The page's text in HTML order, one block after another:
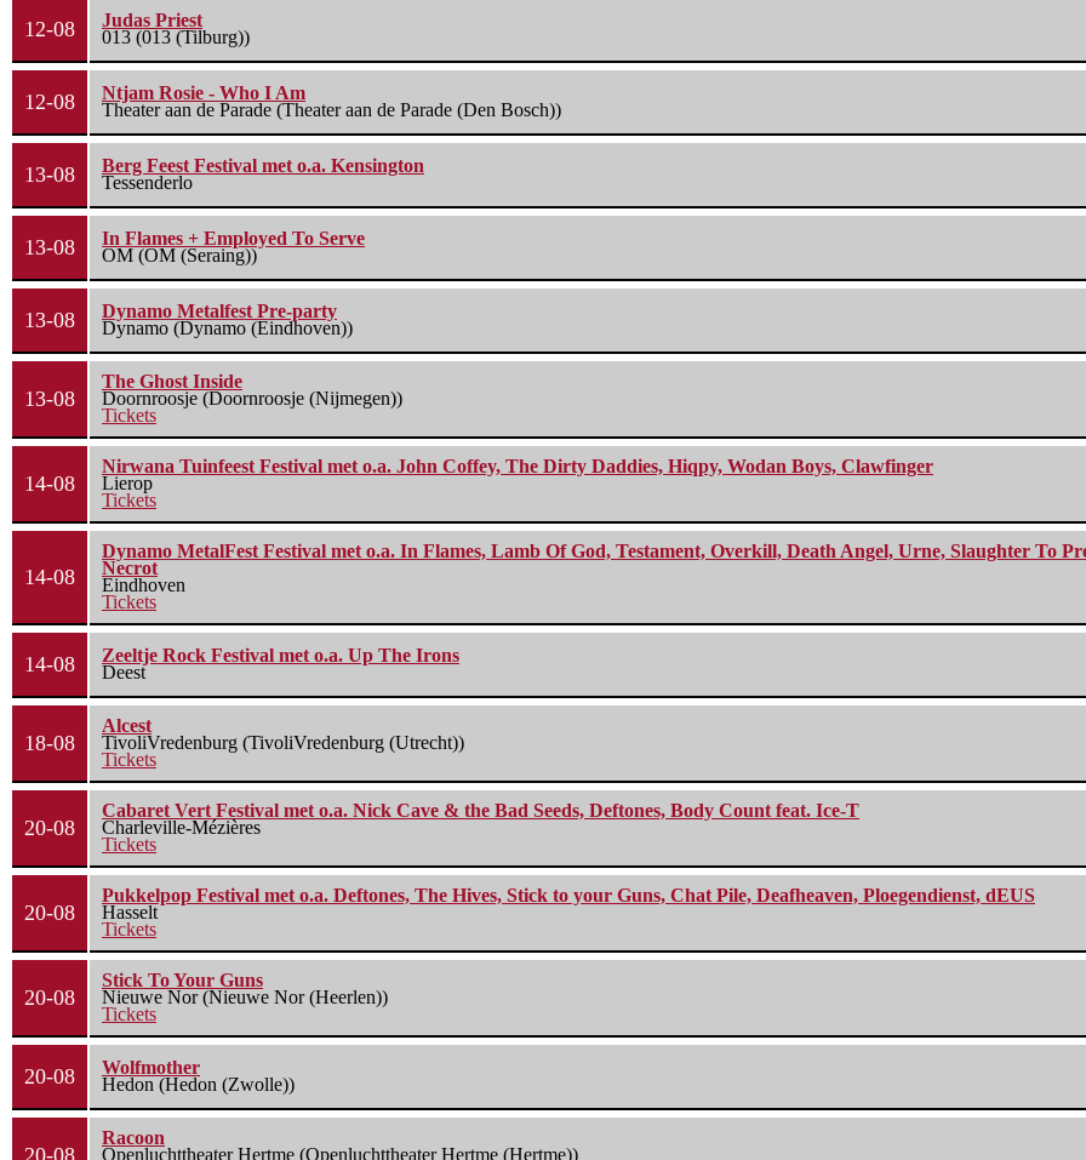
12-08
Judas Priest
013 (013 (Tilburg))
12-08
Ntjam Rosie - Who I Am
Theater aan de Parade (Theater aan de Parade (Den Bosch))
13-08
Berg Feest Festival met o.a. Kensington
Tessenderlo
13-08
In Flames + Employed To Serve
OM (OM (Seraing))
13-08
Dynamo Metalfest Pre-party
Dynamo (Dynamo (Eindhoven))
13-08
The Ghost Inside
Doornroosje (Doornroosje (Nijmegen))
Tickets
14-08
Nirwana Tuinfeest Festival met o.a. John Coffey, The Dirty Daddies, Hiqpy, Wodan Boys, Clawfinger
Lierop
Tickets
14-08
Dynamo MetalFest Festival met o.a. In Flames, Lamb Of God, Testament, Overkill, Death Angel, Urne, Slaughter To
Necrot
Eindhoven
Tickets
14-08
Zeeltje Rock Festival met o.a. Up The Irons
Deest
18-08
Alcest
TivoliVredenburg (TivoliVredenburg (Utrecht))
Tickets
20-08
Cabaret Vert Festival met o.a. Nick Cave & the Bad Seeds, Deftones, Body Count feat. Ice-T
Charleville-Mézières
Tickets
20-08
Pukkelpop Festival met o.a. Deftones, The Hives, Stick to your Guns, Chat Pile, Deafheaven, Ploegendienst, dEUS
Hasselt
Tickets
20-08
Stick To Your Guns
Nieuwe Nor (Nieuwe Nor (Heerlen))
Tickets
20-08
Wolfmother
Hedon (Hedon (Zwolle))
Racoon
Openluchttheater Hertme (Openluchttheater Hertme (Hertme))